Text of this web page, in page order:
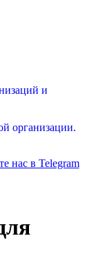
и
организации.
нас в Telegram